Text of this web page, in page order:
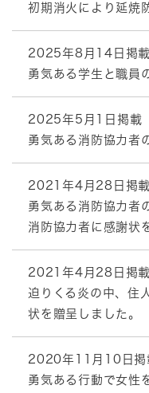
初期消火により延焼
2025年8月14日掲載
勇気ある学生と職員
2025年5月1日掲載
勇気ある消防協力者
2021年4月28日掲載
勇気ある消防協力者
消防協力者に感謝状
2021年4月28日掲載
迫りくる炎の中、住
状を贈呈しました。
2020年11月10日掲
勇気ある行動で女性